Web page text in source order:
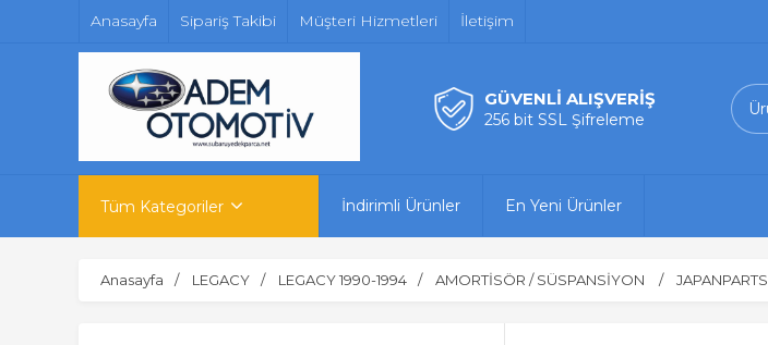
Anasayfa Sipariş Takibi Müşteri Hizmetleri İletişim
GÜVENLİ ALIŞVERİŞ
256 bit SSL Şifreleme
Tüm Kategoriler İndirimli Ürünler En Yeni Ürünler
Anasayfa LEGACY LEGACY 1990-1994 AMORTİSÖR / SÜSPANSİYON JAPANPARTS